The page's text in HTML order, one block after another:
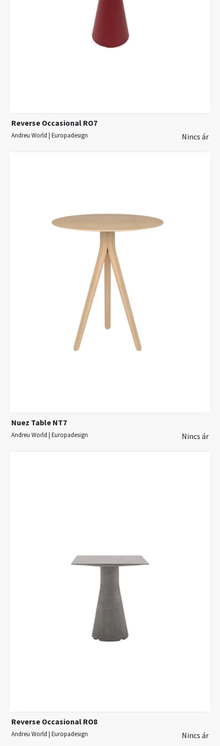
Reverse Occasional RO7
Andreu World | Europadesign Nincs ár
Nuez Table NT7
Andreu World | Europadesign Nincs ár
Reverse Occasional RO8
Andreu World | Europadesign Nincs ár